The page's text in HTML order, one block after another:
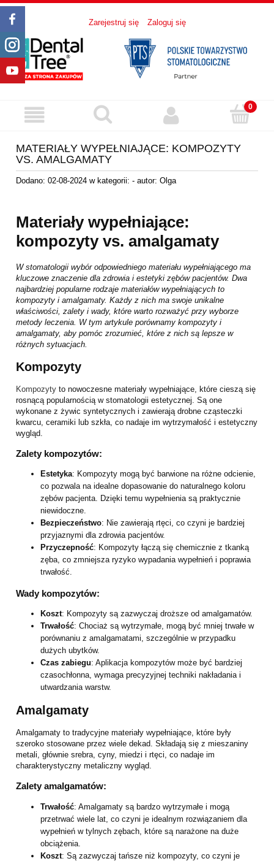
Zarejestruj się Zaloguj się
MATERIAŁY WYPEŁNIAJĄCE: KOMPOZYTY
VS. AMALGAMATY
Dodano: 02-08-2024 w kategorii: - autor: Olga
Materiały wypełniające:
kompozyty vs. amalgamaty
W stomatologii wybór odpowiedniego materiału wypełniającego ma
kluczowe znaczenie dla zdrowia i estetyki zębów pacjentów. Dwa
najbardziej popularne rodzaje materiałów wypełniających to
kompozyty i amalgamaty. Każdy z nich ma swoje unikalne
właściwości, zalety i wady, które warto rozważyć przy wyborze
metody leczenia. W tym artykule porównamy kompozyty i
amalgamaty, aby pomóc zrozumieć, które z nich są lepsze w
różnych sytuacjach.
Kompozyty
Kompozyty to nowoczesne materiały wypełniające, które cieszą się
rosnącą popularnością w stomatologii estetycznej. Są one
wykonane z żywic syntetycznych i zawierają drobne cząsteczki
kwarcu, ceramiki lub szkła, co nadaje im wytrzymałość i estetyczny
wygląd.
Zalety kompozytów:
Estetyka: Kompozyty mogą być barwione na różne odcienie,
co pozwala na idealne dopasowanie do naturalnego koloru
zębów pacjenta. Dzięki temu wypełnienia są praktycznie
niewidoczne.
Bezpieczeństwo: Nie zawierają rtęci, co czyni je bardziej
przyjaznymi dla zdrowia pacjentów.
Przyczepność: Kompozyty łączą się chemicznie z tkanką
zęba, co zmniejsza ryzyko wypadania wypełnień i poprawia
trwałość.
Wady kompozytów:
Koszt: Kompozyty są zazwyczaj droższe od amalgamatów.
Trwałość: Chociaż są wytrzymałe, mogą być mniej trwałe w
porównaniu z amalgamatami, szczególnie w przypadku
dużych ubytków.
Czas zabiegu: Aplikacja kompozytów może być bardziej
czasochłonna, wymaga precyzyjnej techniki nakładania i
utwardzania warstw.
Amalgamaty
Amalgamaty to tradycyjne materiały wypełniające, które były
szeroko stosowane przez wiele dekad. Składają się z mieszaniny
metali, głównie srebra, cyny, miedzi i rtęci, co nadaje im
charakterystyczny metaliczny wygląd.
Zalety amalgamatów:
Trwałość: Amalgamaty są bardzo wytrzymałe i mogą
przetrwać wiele lat, co czyni je idealnym rozwiązaniem dla
wypełnień w tylnych zębach, które są narażone na duże
obciążenia.
Koszt: Są zazwyczaj tańsze niż kompozyty, co czyni je